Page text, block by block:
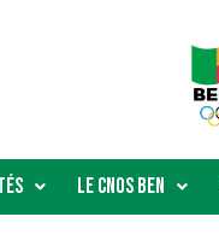
Le Cnos Ben